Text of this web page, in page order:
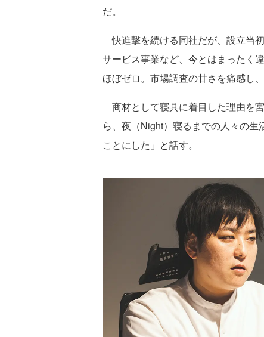
だ。
快進撃を続ける同社だが、設立当
サービス事業など、今とはまったく
ほぼゼロ。市場調査の甘さを痛感し
商材として寝具に着目した理由を
ら、夜（Night）寝るまでの人々の
ことにした」と話す。